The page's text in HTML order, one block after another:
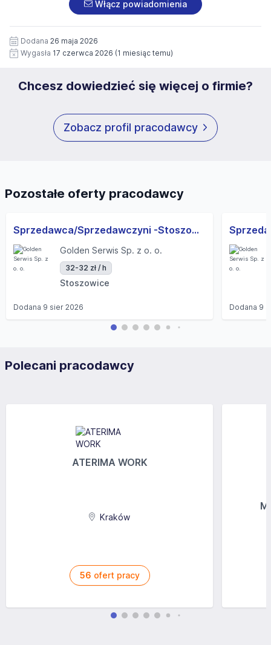
rekrutacji przez okres 12 miesięcy. Zgoda jest dobrowolna
i może być w każdym czasie wycofana.
Włącz powiadomienia
Dodana 26 maja 2026
Wygasła 17 czerwca 2026 (1 miesiąc temu)
Chcesz dowiedzieć się więcej o firmie?
Zobacz profil pracodawcy
Pozostałe oferty pracodawcy
Sprzedawca/Sprzedawczyni -Stoszowice
Golden Serwis Sp. z o. o.
32-32 zł / h
Stoszowice
Dodana 9 sier 2026 Dodana 9
Polecani pracodawcy
ATERIMA WORK
Kraków
56 ofert pracy